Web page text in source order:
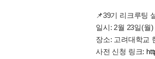
📌39기 리크루팅
일시: 2월 23일(월)
장소: 고려대학교
사전 신청 링크: